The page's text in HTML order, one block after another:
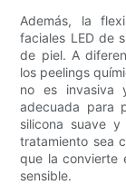
Además, la
faciales LED de
de piel. A
los peelings
no es
adecuada para
silicona suave
tratamiento sea
que la convierte
sensible.